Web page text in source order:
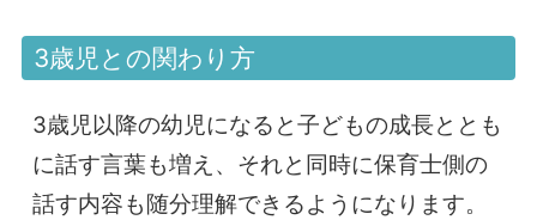
3歳児との関わり方
3歳児以降の幼児になると子どもの成長ととも
に話す言葉も増え、それと同時に保育士側の
話す内容も随分理解できるようになります。